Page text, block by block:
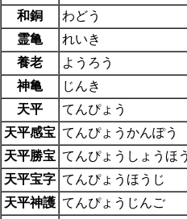
和銅
わどう
霊亀
れいき
養老
ようろう
神亀
じんき
天平
てんぴょう
天平感宝 てんぴょうかんぽう
天平勝宝 てんぴょうしょうほう
天平宝字 てんぴょうほうじ
天平神護 てんぴょうじんご